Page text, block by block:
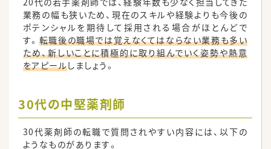
業務の幅も狭いため、現在のスキルや経験よりも今後の
ポテンシャルを期待して採用される場合がほとんどで
す。 転職後の職場では覚えなくてはならない業務も多い
ため、新しいことに積極的に取り組んでいく姿勢や熱意
をアピールしましょう。
30代の中堅薬剤師
30代薬剤師の転職で質問されやすい内容には、以下の
ようなものがあります。